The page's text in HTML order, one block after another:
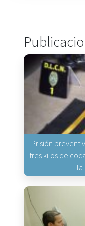
Prisión
tres kilos de
la